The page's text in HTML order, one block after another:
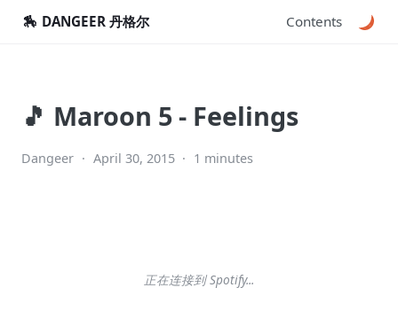
🏇 DANGEER 丹格尔 Contents
🎵 Maroon 5 - Feelings
Dangeer · April 30, 2015 · 1 minutes
正在连接到 Spotify...